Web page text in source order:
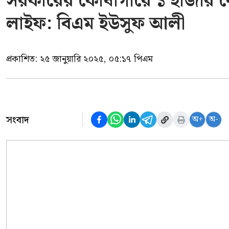
লাইফ: বিএম ইউসুফ আলী
প্রকাশিত: ২৫ জানুয়ারি ২০২৫, ০৫:১৭ পিএম
সংবাদ অ+ অ-